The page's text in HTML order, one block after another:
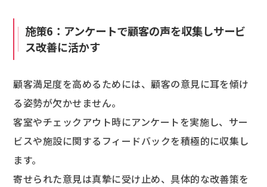
施策6：アンケートで顧客の声を収集しサービ
ス改善に活かす
顧客満足度を高めるためには、顧客の意見に耳を傾け
る姿勢が欠かせません。
客室やチェックアウト時にアンケートを実施し、サー
ビスや施設に関するフィードバックを積極的に収集し
ます。
寄せられた意見は真摯に受け止め、具体的な改善策を